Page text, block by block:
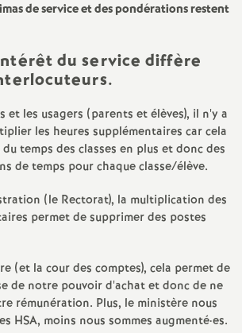
u
r
s
de service et des pondérations restent
du service diffère
et les usagers (parents et élèves), il n'y a
les heures supplémentaires car cela
temps des classes en plus et donc des
de temps pour chaque classe/élève.
(le Rectorat), la multiplication des
permet de supprimer des postes
(et la cour des comptes), cela permet de
de notre pouvoir d'achat et donc de ne
rémunération. Plus, le ministère nous
HSA, moins nous sommes augmenté·es.